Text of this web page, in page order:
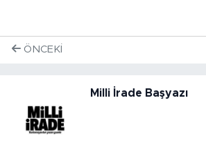
ÖNCEKI
Milli İrade Başyazı